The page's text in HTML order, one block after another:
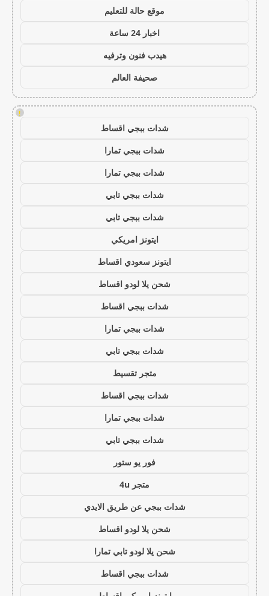
موقع حالة للتعليم
اخبار 24 ساعة
هيدب فنون وترفيه
صحيفة العالم
!
شدات ببجي اقساط
شدات ببجي تمارا
شدات ببجي تمارا
شدات ببجي تابي
شدات ببجي تابي
ايتونز امريكي
ايتونز سعودي اقساط
شحن يلا لودو اقساط
شدات ببجي اقساط
شدات ببجي تمارا
شدات ببجي تابي
متجر تقسيط
شدات ببجي اقساط
شدات ببجي تمارا
شدات ببجي تابي
فور يو ستور
متجر 4u
شدات ببجي عن طريق الايدي
شحن يلا لودو اقساط
شحن يلا لودو تابي تمارا
شدات ببجي اقساط